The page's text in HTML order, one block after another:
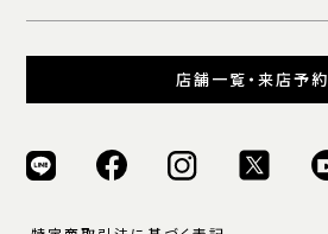
店舗一覧・来店予約